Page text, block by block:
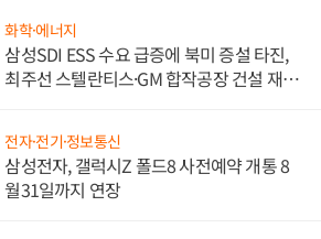
화학·에너지
삼성SDI ESS 수요 급증에 북미 증설 타진,
최주선 스텔란티스·GM 합작공장 건설 재추
전자·전기·정보통신
삼성전자, 갤럭시Z 폴드8 사전예약 개통 8
월31일까지 연장